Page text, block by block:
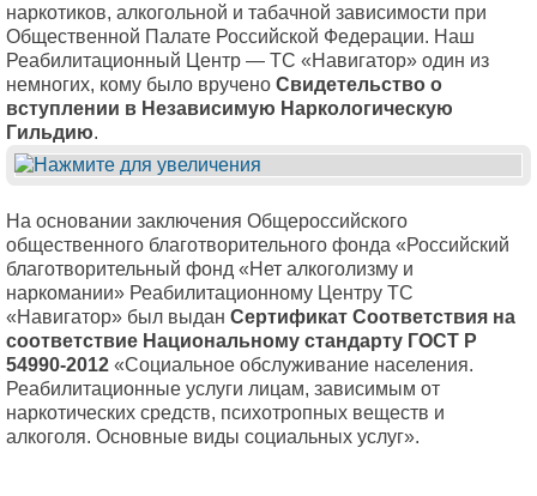
наркотиков, алкогольной и табачной зависимости при
Общественной Палате Российской Федерации. Наш
Реабилитационный Центр — ТС «Навигатор» один из
немногих, кому было вручено Свидетельство о
вступлении в Независимую Наркологическую
Гильдию.
На основании заключения Общероссийского
общественного благотворительного фонда «Российский
благотворительный фонд «Нет алкоголизму и
наркомании» Реабилитационному Центру ТС
«Навигатор» был выдан Сертификат Соответствия на
соответствие Национальному стандарту ГОСТ Р
54990-2012 «Социальное обслуживание населения.
Реабилитационные услуги лицам, зависимым от
наркотических средств, психотропных веществ и
алкоголя. Основные виды социальных услуг».